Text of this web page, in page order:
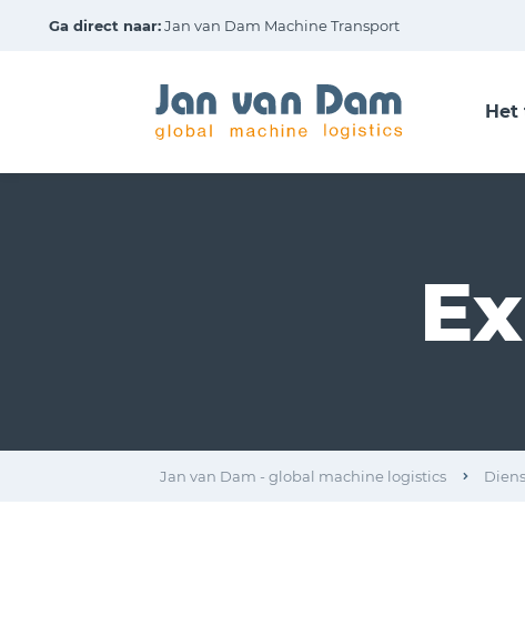
Ga direct naar:Jan van Dam Machine Transport
Het
Jan van Dam - global machine logistics